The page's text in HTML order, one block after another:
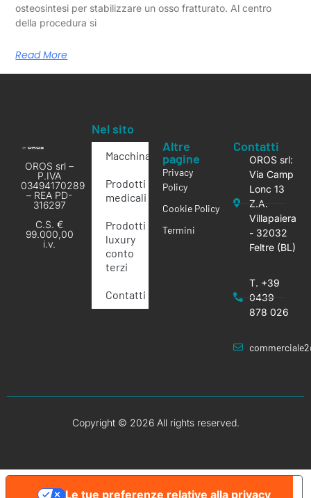
osteosintesi per stabilizzare un osso fratturato. Al centro
della procedura si
Read More
OROS srl –
P.IVA
03494170289
– REA PD-
316297
C.S. €
99.000,00
i.v.
Nel sito
Macchinari
Prodotti
medicali
Prodotti
luxury
conto
terzi
Contatti
Altre
pagine
Privacy
Policy
Cookie Policy
Termini
Contatti
OROS srl:
Via Camp
Lonc 13
Z.A.
Villapaiera
- 32032
Feltre (BL)
T. +39
0439
878 026
Copyright © 2026 All rights reserved.
Le tue preferenze relative alla privacy